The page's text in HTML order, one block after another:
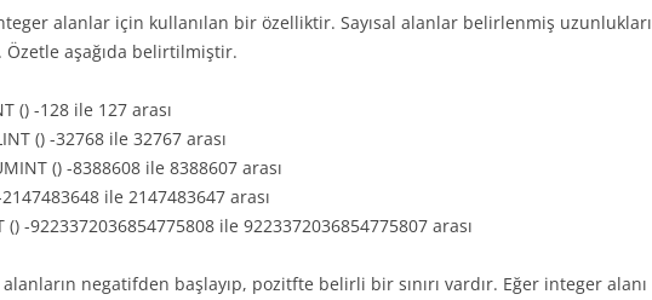
alanlar için kullanılan bir özelliktir. Sayısal alanlar belirlenmiş uzunlukları
Özetle aşağıda belirtilmiştir.
() -128 ile 127 arası
() -32768 ile 32767 arası
() -8388608 ile 8388607 arası
ile 2147483647 arası
() -9223372036854775808 ile 9223372036854775807 arası
negatifden başlayıp, pozitfte belirli bir sınırı vardır. Eğer integer alanı